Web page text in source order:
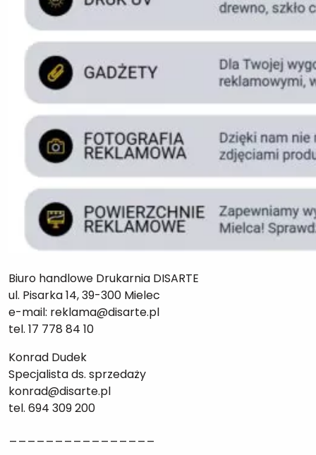
Biuro handlowe Drukarnia DISARTE
ul. Pisarka 14, 39-300 Mielec
e-mail: reklama@disarte.pl
tel. 17 778 84 10
Konrad Dudek
Specjalista ds. sprzedaży
konrad@disarte.pl
tel. 694 309 200